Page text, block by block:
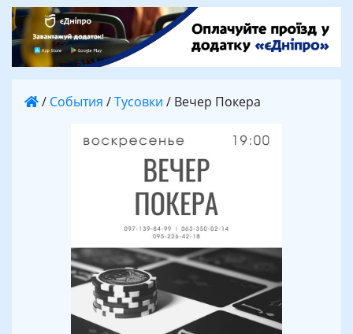
/ События /Тусовки / Вечер Покера